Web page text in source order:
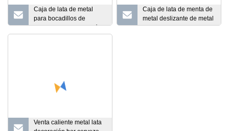
Caja de lata de metal
para bocadillos de
chocolate con impresión
Caja de lata de menta de
metal deslizante de metal
con tapa deslizante para
Venta caliente metal lata